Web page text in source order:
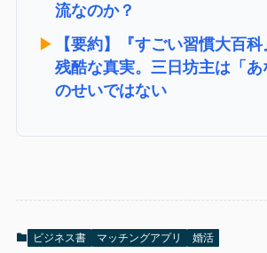
流なのか？
▶︎
【要約】『すごい習慣大百
残酷な真実。三日坊主は「あ
のせいではない
ビジネス書 マッチングアプリ 婚活